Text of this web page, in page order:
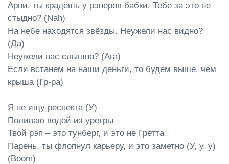
Арни, ты крадёшь у рэперов бабки. Тебе за это не
стыдно? (Nah)
На небе находятся звёзды. Неужели нас видно?
(Да)
Неужели нас слышно? (Ага)
Если встанем на наши деньги, то будем выше, чем
крыша (Гр-ра)
Я не ищу респекта (У)
Поливаю водой из уретры
Твой рэп – это тунберг, и это не Гретта
Парень, ты флопнул карьеру, и это заметно (У, у, у)
(Boom)